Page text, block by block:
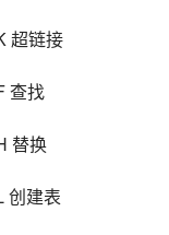
超链接
查找
替换
创建表